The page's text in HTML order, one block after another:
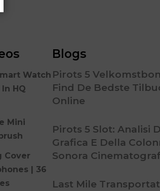
Watch
HQ
Mini
Cover
| 36
Blogs
Pirots 5
Find De Bedste
Online
Pirots 5 Slot: Analisi
Grafica E Della
Sonora
Last Mile